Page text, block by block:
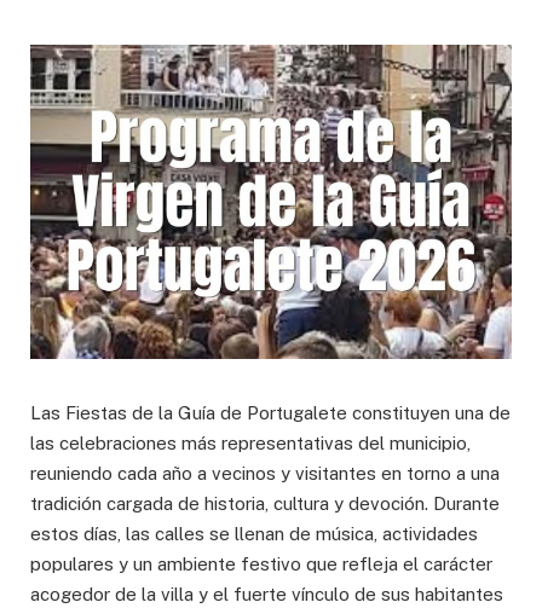
Las Fiestas de la Guía de Portugalete constituyen una de
las celebraciones más representativas del municipio,
reuniendo cada año a vecinos y visitantes en torno a una
tradición cargada de historia, cultura y devoción. Durante
estos días, las calles se llenan de música, actividades
populares y un ambiente festivo que refleja el carácter
acogedor de la villa y el fuerte vínculo de sus habitantes